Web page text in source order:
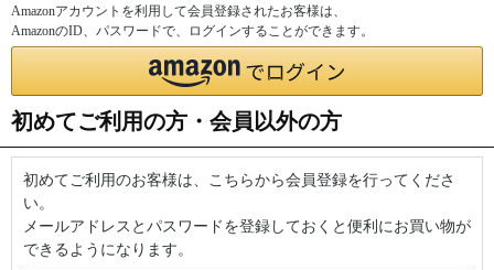
Amazonアカウントを利用して会員登録されたお客様は、
AmazonのID、パスワードで、ログインすることができます。
初めてご利用の方・会員以外の方
初めてご利用のお客様は、こちらから会員登録を行ってくださ
い。
メールアドレスとパスワードを登録しておくと便利にお買い物が
できるようになります。